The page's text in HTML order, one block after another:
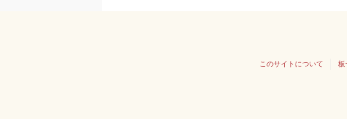
このサイトについて 板